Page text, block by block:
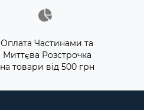
Оплата Частинами та
Миттєва Розстрочка
на товари від 500 грн